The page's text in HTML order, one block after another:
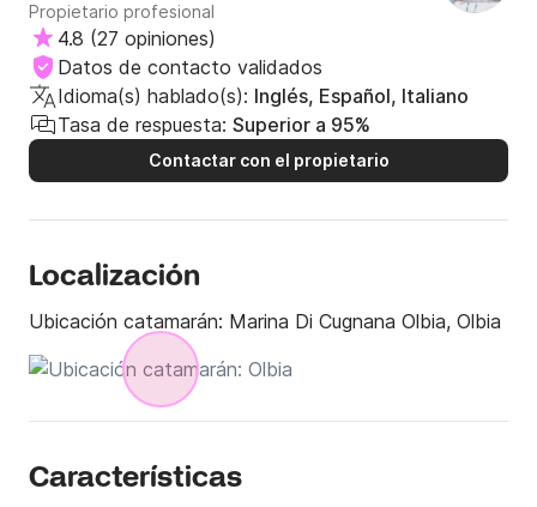
Propietario profesional
4.8 (27 opiniones)
Datos de contacto validados
Idioma(s) hablado(s): Inglés, Español, Italiano
Tasa de respuesta: Superior a 95%
Contactar con el propietario
Localización
Ubicación catamarán: Marina Di Cugnana Olbia, Olbia
Características